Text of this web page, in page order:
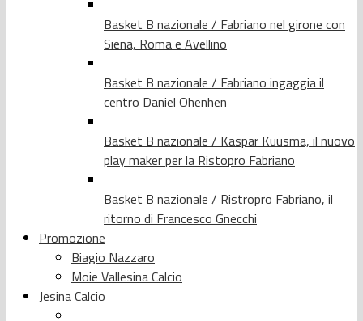
Basket B nazionale / Fabriano nel girone con
Siena, Roma e Avellino
Basket B nazionale / Fabriano ingaggia il
centro Daniel Ohenhen
Basket B nazionale / Kaspar Kuusma, il nuovo
play maker per la Ristopro Fabriano
Basket B nazionale / Ristropro Fabriano, il
ritorno di Francesco Gnecchi
Promozione
Biagio Nazzaro
Moie Vallesina Calcio
Jesina Calcio